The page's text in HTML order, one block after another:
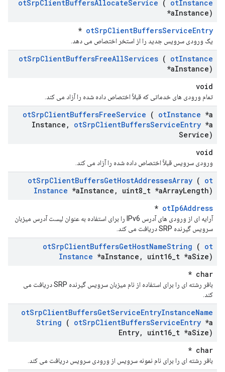
otSrpClientBuffersAllocateService ( otInstance
*aInstance)
otSrpClientBuffersServiceEntry
*
یک ورودی سرویس جدید را از استخر اختصاص می دهد.
otSrpClientBuffersFreeAllServices ( otInstance
*aInstance)
void
تمام ورودی های خدماتی که قبلاً اختصاص داده شده را آزاد می کند.
otSrpClientBuffersFreeService ( otInstance *a
Instance , otSrpClientBuffersServiceEntry *a
Service)
void
ورودی سرویس قبلاً اختصاص داده شده را آزاد می کند.
otSrpClientBuffersGetHostAddressesArray ( ot
Instance *aInstance , uint8 t *aArrayLength)
otIp6Address
*
آرایه ای از ورودی های آدرس IPv6 را برای استفاده به عنوان لیست آدرس میزبان
سرویس گیرنده SRP دریافت می کند.
otSrpClientBuffersGetHostNameString ( ot
Instance *aInstance , uint16 t *aSize)
char *
بافر رشته ای را برای استفاده از نام میزبان سرویس گیرنده SRP دریافت می
کند.
otSrpClientBuffersGetServiceEntryInstanceName
String ( otSrpClientBuffersServiceEntry *a
Entry, uint16 t *aSize)
char *
بافر رشته ای را برای نام نمونه سرویس از ورودی سرویس دریافت می کند.